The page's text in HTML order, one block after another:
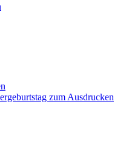
zum Ausdrucken